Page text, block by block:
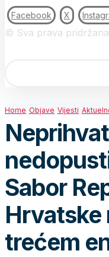
Facebook X
© Sva prava
Home Objave Vijesti
Sabor
Hrvatske
trećem